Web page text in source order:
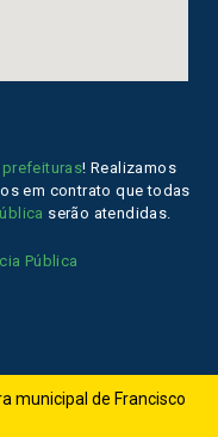
! Realizamos
em contrato que todas
serão atendidas.
Pública
municipal de Francisco